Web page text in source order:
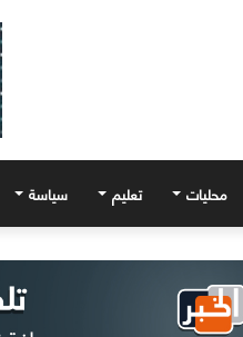
محليات تعليم سياسة